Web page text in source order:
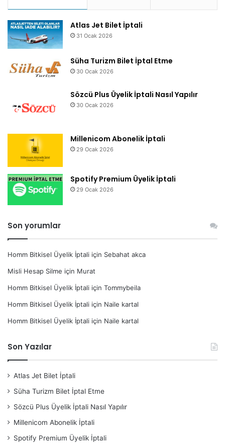
Atlas Jet Bilet İptali
31 Ocak 2026
Süha Turizm Bilet İptal Etme
30 Ocak 2026
Sözcü Plus Üyelik İptali Nasıl Yapılır
30 Ocak 2026
Millenicom Abonelik İptali
29 Ocak 2026
Spotify Premium Üyelik İptali
29 Ocak 2026
Son yorumlar
Homm Bitkisel Üyelik İptali için Sebahat akca
Misli Hesap Silme için Murat
Homm Bitkisel Üyelik İptali için Tommybeila
Homm Bitkisel Üyelik İptali için Naile kartal
Homm Bitkisel Üyelik İptali için Naile kartal
Son Yazılar
Atlas Jet Bilet İptali
Süha Turizm Bilet İptal Etme
Sözcü Plus Üyelik İptali Nasıl Yapılır
Millenicom Abonelik İptali
Spotify Premium Üyelik İptali